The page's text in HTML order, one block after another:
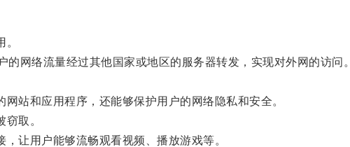
络流量经过其他国家或地区的服务器转发，实现对外网的访问。
和应用程序，还能够保护用户的网络隐私和安全。
取。
让用户能够流畅观看视频、播放游戏等。